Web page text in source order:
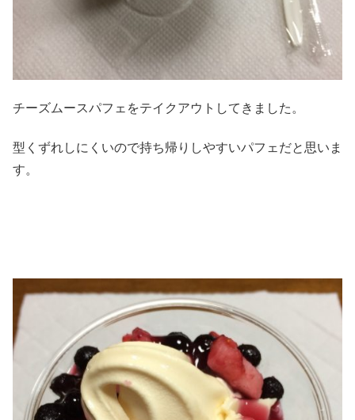
チーズムースパフェをテイクアウトしてきました。
型くずれしにくいので持ち帰りしやすいパフェだと思いま
す。